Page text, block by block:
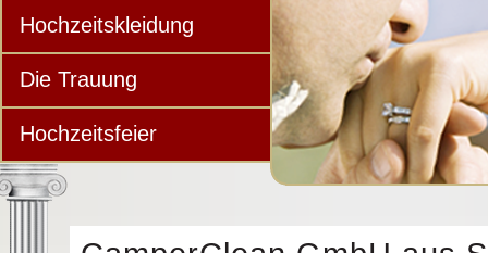
Hochzeitskleidung
Die Trauung
Hochzeitsfeier